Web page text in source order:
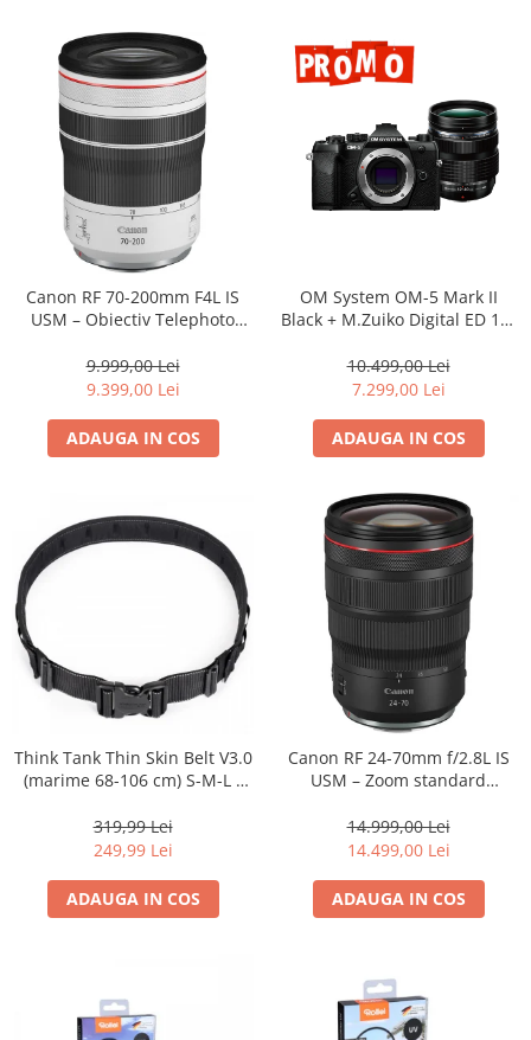
Alimentatoare 220V
Cabluri
Carcase de tip Cage, pentru
integrare in sisteme video
complexe
Curatare Senzor
Huse de ploaie
Microfoane / Reportofoane
Nivela patina
Transmitator de fisiere fara fir
Vizor
Accesorii diverse
Genti foto
Genti Holster TopLoader
Genti, Troller Video
Rucsacuri Foto
Only One Shoulder - SlingShot
Tocuri si huse protectie aparate
Hamuri si Centuri foto
Curele Aparat - Umar
Genti Laptop si iPad
Hand Strap / Grip
Troller
Video / Camere si accesorii
Camere video profesionale
Canon RF 70-200mm F4L IS
USM – Obiectiv Telephoto
9.999,00 Lei
9.399,00 Lei
ADAUGA IN COS
OM System OM-5 Mark II
Black + M.Zuiko Digital ED 12-
camera mirrorless Micro Four
Thirds 20.4MP
10.499,00 Lei
7.299,00 Lei
ADAUGA IN COS
Think Tank Thin Skin Belt V3.0
(marime 68-106 cm) S-M-L -
319,99 Lei
249,99 Lei
ADAUGA IN COS
Canon RF 24-70mm f/2.8L IS
USM – Zoom standard
14.999,00 Lei
14.499,00 Lei
ADAUGA IN COS